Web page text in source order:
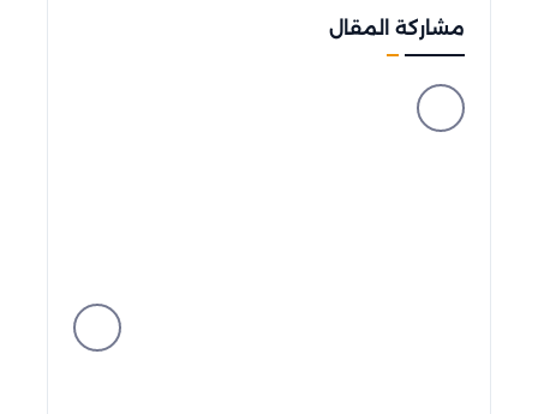
مشاركة المقال
facebook
messenger
whatsapp